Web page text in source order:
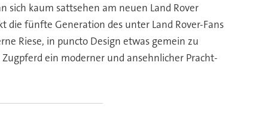
sich kaum sattsehen am neuen Land Rover
die fünfte Generation des unter Land Rover-Fans
Riese, in puncto Design etwas gemein zu
ein moderner und ansehnlicher Pracht-